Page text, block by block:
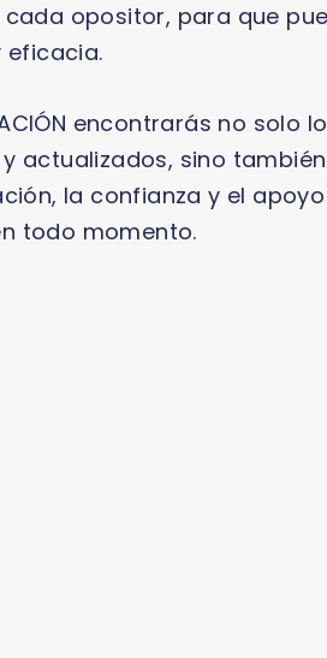
opositor, para que
eficacia.
encontrarás no solo
actualizados, sino
la confianza y el
todo momento.